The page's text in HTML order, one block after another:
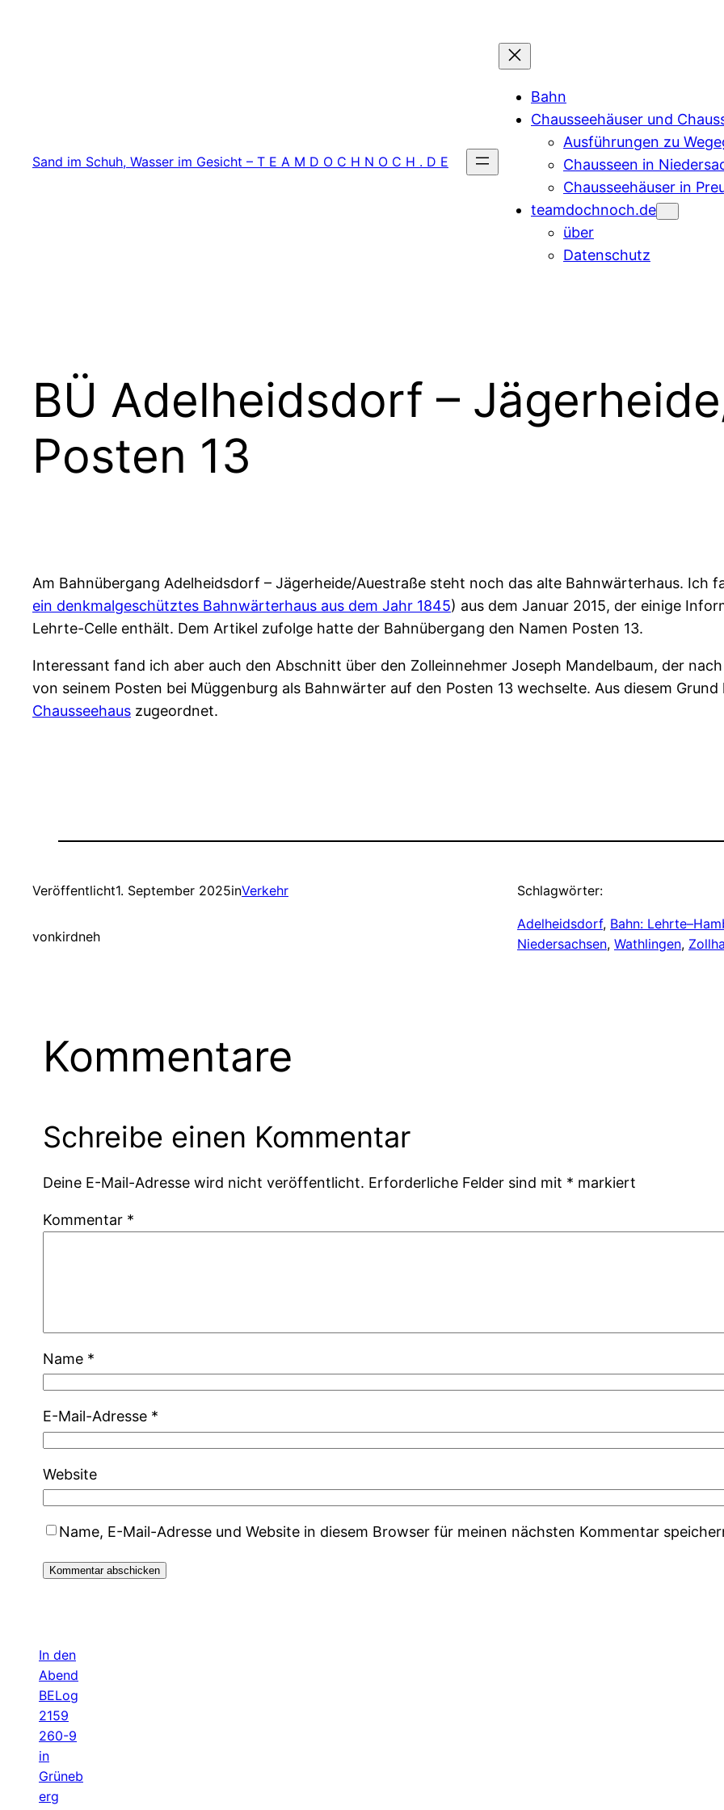
Sand im Schuh, Wasser im Gesicht – T E A M D O C H N O C H . D E
Bahn
Chausseehäuser und
Ausführungen zu
Chausseen in
Chausseehäuser in
teamdochnoch.de
über
Datenschutz
BÜ Adelheidsdorf –
Posten 13
Am Bahnübergang Adelheidsdorf – Jägerheide/Auestraße steht noch das alte Bahnwärterhaus. Ich
ein denkmalgeschütztes Bahnwärterhaus aus dem Jahr 1845) aus dem Januar 2015, der einige
Lehrte-Celle enthält. Dem Artikel zufolge hatte der Bahnübergang den Namen Posten 13.
Interessant fand ich aber auch den Abschnitt über den Zolleinnehmer Joseph Mandelbaum, der
von seinem Posten bei Müggenburg als Bahnwärter auf den Posten 13 wechselte. Aus diesem
Chausseehaus zugeordnet.
Veröffentlicht1. September 2025inVerkehr
vonkirdneh
Schlagwörter:
Adelheidsdorf, Bahn:
Niedersachsen, Wathlingen,
Kommentare
Schreibe einen Kommentar
Deine E-Mail-Adresse wird nicht veröffentlicht. Erforderliche Felder sind mit * markiert
Kommentar *
Name *
E-Mail-Adresse *
Website
Name, E-Mail-Adresse und Website in diesem Browser für meinen nächsten Kommentar
In den
Abend
BELog
2159
260-9
in
Grüneb
erg